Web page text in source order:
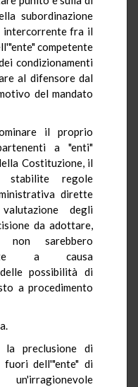
subordinazione
intercorrente fra il
competente
condizionamenti
al difensore dal
del mandato
il proprio
a "enti"
Costituzione, il
stabilite regole
dirette
degli
da adottare,
sarebbero
a causa
possibilità di
a procedimento
preclusione di
dell'"ente" di
un'irragionevole